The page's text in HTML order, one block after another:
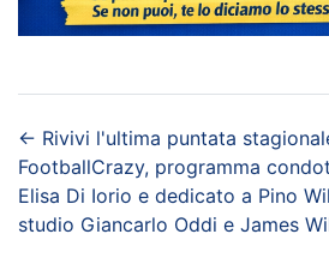
← Rivivi l'ultima puntata
FootballCrazy, programma
Elisa Di Iorio e dedicato a Pino
studio Giancarlo Oddi e James